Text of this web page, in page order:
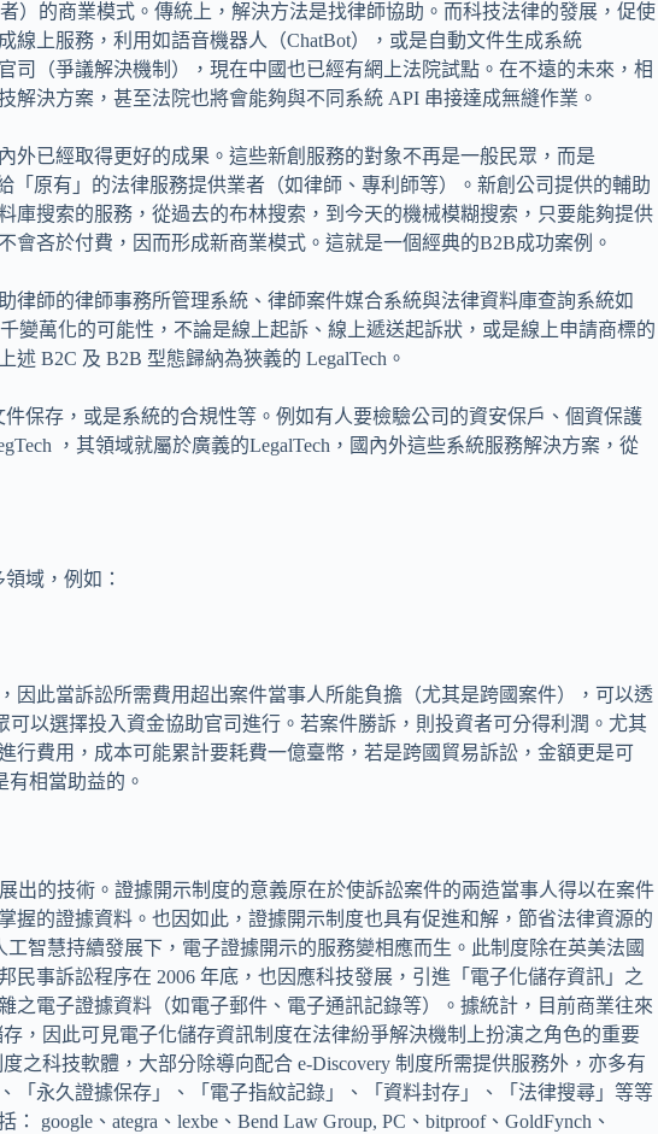
）的商業模式。傳統上，解決方法是找律師協助。而科技法律的發展，促使
線上服務，利用如語音機器人（ChatBot），或是自動文件生成系統
官司（爭議解決機制），現在中國也已經有網上法院試點。在不遠的未來，相
解決方案，甚至法院也將會能夠與不同系統 API 串接達成無縫作業。
外已經取得更好的成果。這些新創服務的對象不再是一般民眾，而是
「原有」的法律服務提供業者（如律師、專利師等）。新創公司提供的輔助
庫搜索的服務，從過去的布林搜索，到今天的機械模糊搜索，只要能夠提供
會吝於付費，因而形成新商業模式。這就是一個經典的B2B成功案例。
律師的律師事務所管理系統、律師案件媒合系統與法律資料庫查詢系統如
變萬化的可能性，不論是線上起訴、線上遞送起訴狀，或是線上申請商標的
B2C 及 B2B 型態歸納為狹義的 LegalTech。
件保存，或是系統的合規性等。例如有人要檢驗公司的資安保戶、個資保護
，其領域就屬於廣義的LegalTech，國內外這些系統服務解決方案，從
域，例如：
因此當訴訟所需費用超出案件當事人所能負擔（尤其是跨國案件），可以透
可以選擇投入資金協助官司進行。若案件勝訴，則投資者可分得利潤。尤其
行費用，成本可能累計要耗費一億臺幣，若是跨國貿易訴訟，金額更是可
有相當助益的。
出的技術。證據開示制度的意義原在於使訴訟案件的兩造當事人得以在案件
握的證據資料。也因如此，證據開示制度也具有促進和解，節省法律資源的
智慧持續發展下，電子證據開示的服務變相應而生。此制度除在英美法國
民事訴訟程序在 2006 年底，也因應科技發展，引進「電子化儲存資訊」之
之電子證據資料（如電子郵件、電子通訊記錄等）。據統計，目前商業往來
，因此可見電子化儲存資訊制度在法律紛爭解決機制上扮演之角色的重要
之科技軟體，大部分除導向配合 e-Discovery 制度所需提供服務外，亦多有
「永久證據保存」、「電子指紋記錄」、「資料封存」、「法律搜尋」等等
google、ategra、lexbe、Bend Law Group, PC、bitproof、GoldFynch、